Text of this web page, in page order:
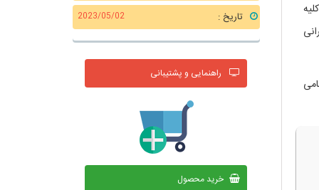
از سهامی
تاریخ : 2023/05/02
راهنمایی و پشتیبانی
خرید محصول